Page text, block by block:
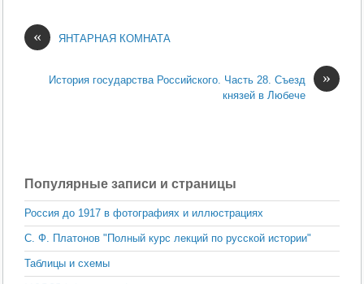
« ЯНТАРНАЯ КОМНАТА
»
История государства Российского. Часть 28. Съезд
князей в Любече
Популярные записи и страницы
Россия до 1917 в фотографиях и иллюстрациях
С. Ф. Платонов "Полный курс лекций по русской истории"
Таблицы и схемы